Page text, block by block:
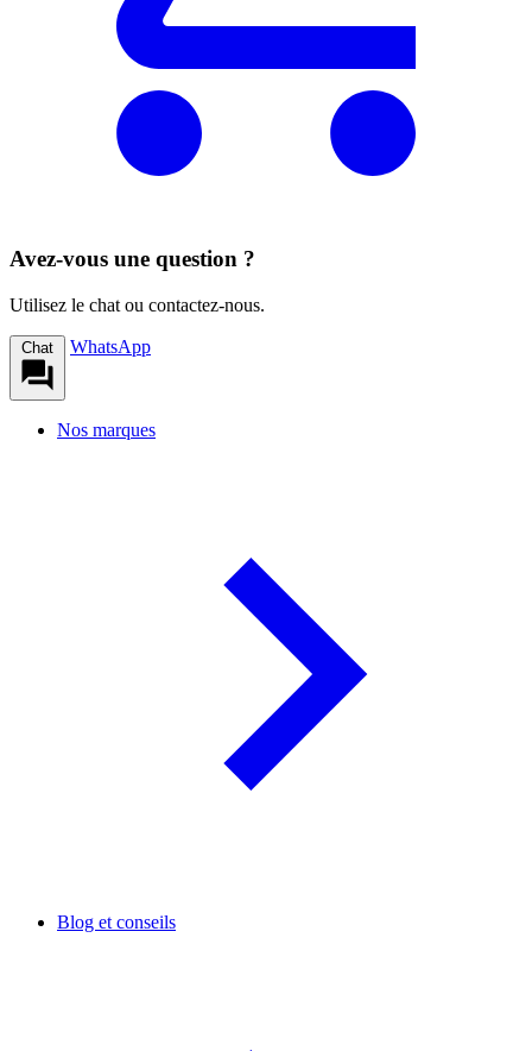
Avez-vous une question ?
Utilisez le chat ou contactez-nous.
Chat WhatsApp
Nos marques
Blog et conseils